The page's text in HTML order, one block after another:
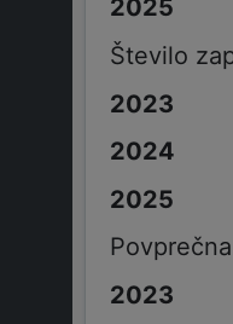
Število